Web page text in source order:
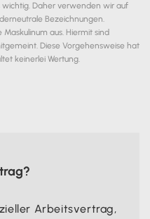
wichtig. Daher verwenden wir auf
Bezeichnungen.
aus. Hiermit sind
Diese Vorgehensweise hat
keinerlei Wertung.
Arbeitsvertrag,